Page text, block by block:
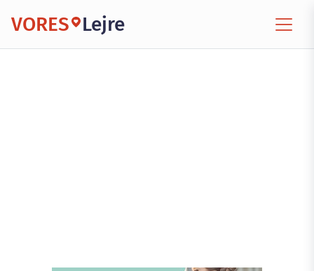
VORES Lejre